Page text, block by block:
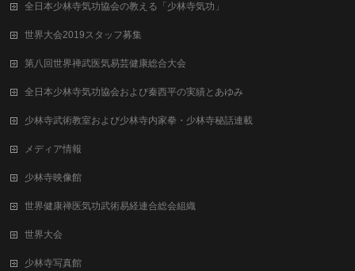
全日本少林寺気功協会の教える「少林寺気功」
世界大会2019スタッフ募集
第八回世界禅武医気易芸健康総合⼤会
全日本少林寺気功協会および秦西平の実績とあゆみ
少林寺武術教室および少林寺内家拳・少林寺秘話連載
メディア情報
少林寺映像館
世界健康禅医気功武術易経連合総会組織
世界大会
少林寺写真館